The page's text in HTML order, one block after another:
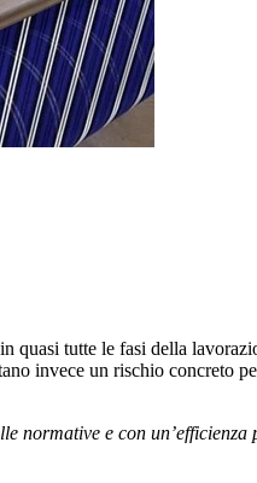
quasi tutte le fasi della
invece un rischio concreto
normative e con un’efficienza